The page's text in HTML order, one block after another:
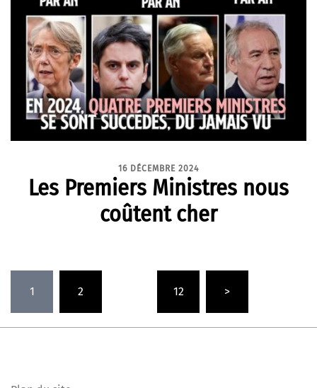
16 DÉCEMBRE 2024
Les Premiers Ministres nous
coûtent cher
des
publications
1 2 12 >